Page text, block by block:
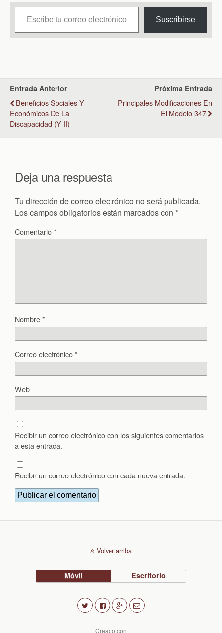
Escribe tu correo electrónico…
Suscribirse
Entrada Anterior
Beneficios Sociales Y
Económicos De La
Discapacidad (y II)
Próxima Entrada
Principales Modificaciones En
El Modelo 347
Deja una respuesta
Tu dirección de correo electrónico no será publicada.
Los campos obligatorios están marcados con *
Comentario*
Nombre*
Correo electrónico*
Web
Recibir un correo electrónico con los siguientes comentarios
a esta entrada.
Recibir un correo electrónico con cada nueva entrada.
Volver arriba
Móvil Escritorio
Creado con